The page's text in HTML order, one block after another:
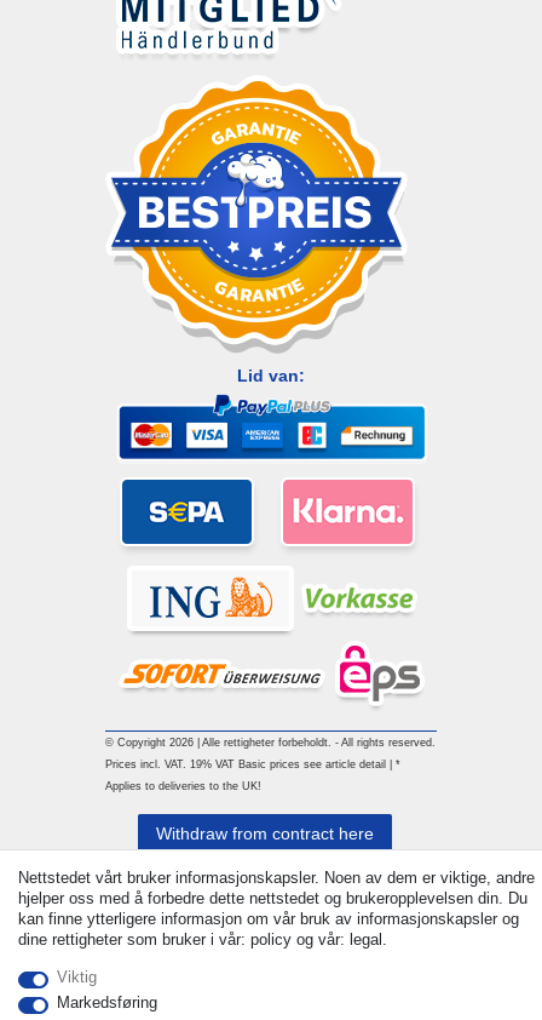
Lid van:
© Copyright 2026 | Alle rettigheter forbeholdt. - All rights reserved.
Prices incl. VAT. 19% VAT Basic prices see article detail | *
Applies to deliveries to the UK!
Nettstedet vårt bruker informasjonskapsler. Noen av dem er viktige, andre
hjelper oss med å forbedre dette nettstedet og brukeropplevelsen din. Du
kan finne ytterligere informasjon om vår bruk av informasjonskapsler og
dine rettigheter som bruker i vår: policy og vår: legal.
Viktig
Markedsføring
Withdraw from contract here
Ta kontakt med